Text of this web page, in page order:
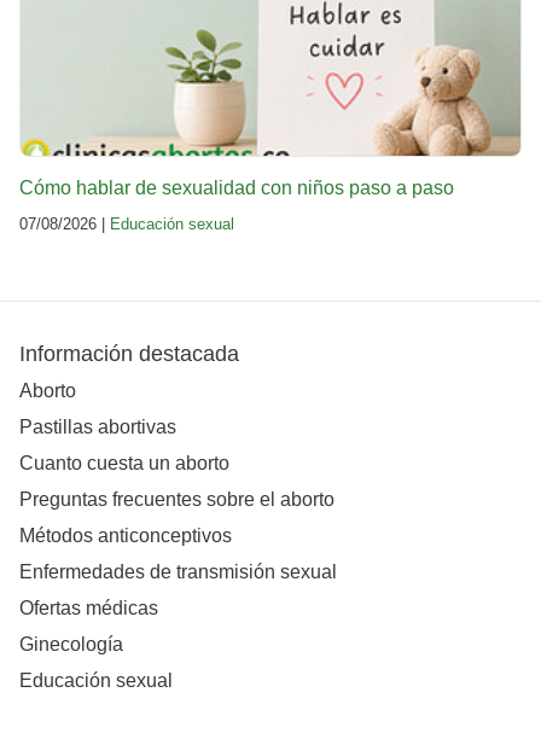
Cómo hablar de sexualidad con niños paso a paso
07/08/2026 | Educación sexual
Información destacada
Aborto
Pastillas abortivas
Cuanto cuesta un aborto
Preguntas frecuentes sobre el aborto
Métodos anticonceptivos
Enfermedades de transmisión sexual
Ofertas médicas
Ginecología
Educación sexual